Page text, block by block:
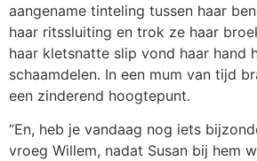
aangename tinteling tussen haar
haar ritssluiting en trok ze haar
haar kletsnatte slip vond haar hand
schaamdelen. In een mum van tijd
een zinderend hoogtepunt.
“En, heb je vandaag nog iets
vroeg Willem, nadat Susan bij hem